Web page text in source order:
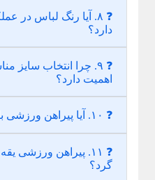
❓ ۸. آیا رنگ لباس در
دارد؟
❓ ۹. چرا انتخاب
اهمیت دارد؟
❓ ۱۰. آیا پیراهن ورزشی باید جذب بدن باشد؟
گرد؟